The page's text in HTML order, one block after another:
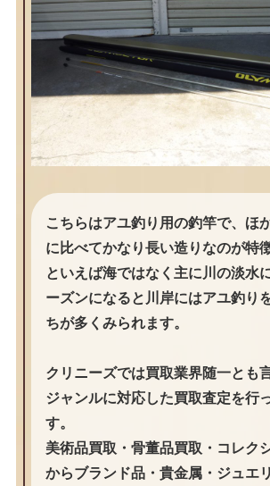
こちらはアユ釣り用の釣竿で、ほ
に比べてかなり長い造りなのが特
といえば海ではなく主に川の淡水
ーズンになると川岸にはアユ釣り
ちが多くみられます。
クリニーズでは買取業界随一とも
ジャンルに対応した買取査定を行
す。
美術品買取・骨董品買取・コレク
からブランド品・貴金属・ジュエ